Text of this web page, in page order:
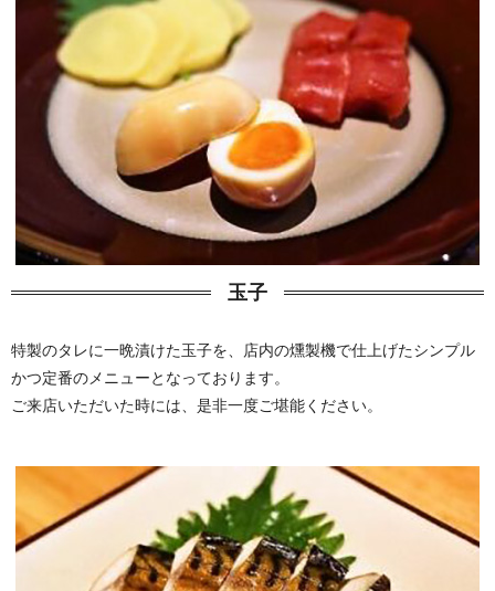
玉子
特製のタレに一晩漬けた玉子を、店内の燻製機で仕上げたシンプル
かつ定番のメニューとなっております。
ご来店いただいた時には、是非一度ご堪能ください。